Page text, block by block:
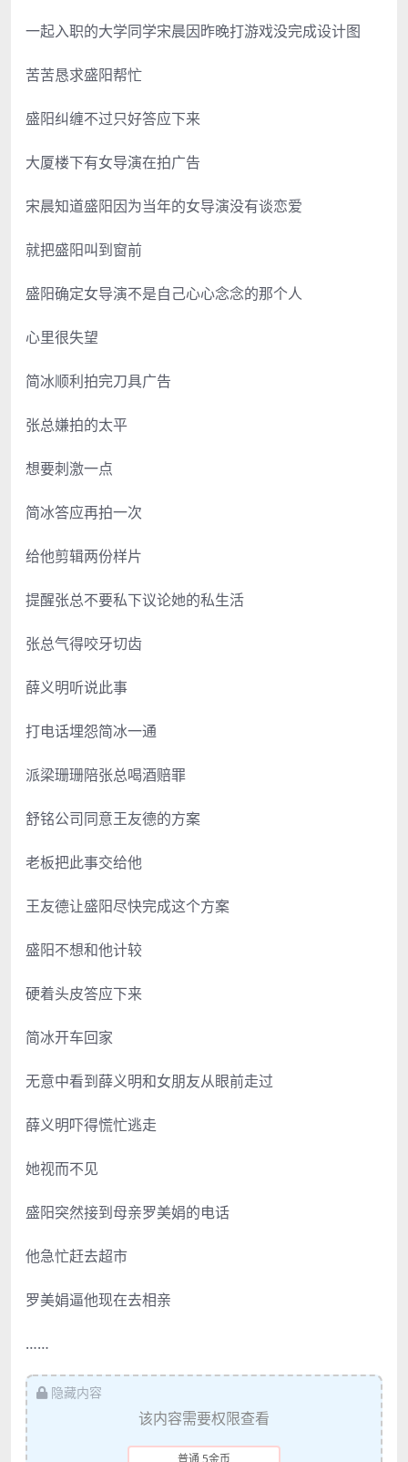
一起入职的大学同学宋晨因昨晚打游戏没完成设计图
苦苦恳求盛阳帮忙
盛阳纠缠不过只好答应下来
大厦楼下有女导演在拍广告
宋晨知道盛阳因为当年的女导演没有谈恋爱
就把盛阳叫到窗前
盛阳确定女导演不是自己心心念念的那个人
心里很失望
简冰顺利拍完刀具广告
张总嫌拍的太平
想要刺激一点
简冰答应再拍一次
给他剪辑两份样片
提醒张总不要私下议论她的私生活
张总气得咬牙切齿
薛义明听说此事
打电话埋怨简冰一通
派梁珊珊陪张总喝酒赔罪
舒铭公司同意王友德的方案
老板把此事交给他
王友德让盛阳尽快完成这个方案
盛阳不想和他计较
硬着头皮答应下来
简冰开车回家
无意中看到薛义明和女朋友从眼前走过
薛义明吓得慌忙逃走
她视而不见
盛阳突然接到母亲罗美娟的电话
他急忙赶去超市
罗美娟逼他现在去相亲
……
隐藏内容
该内容需要权限查看
普通 5金币